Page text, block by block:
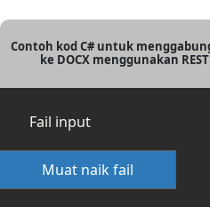
Contoh kod C# untuk
ke DOCX menggunakan
Fail input
Muat naik fail